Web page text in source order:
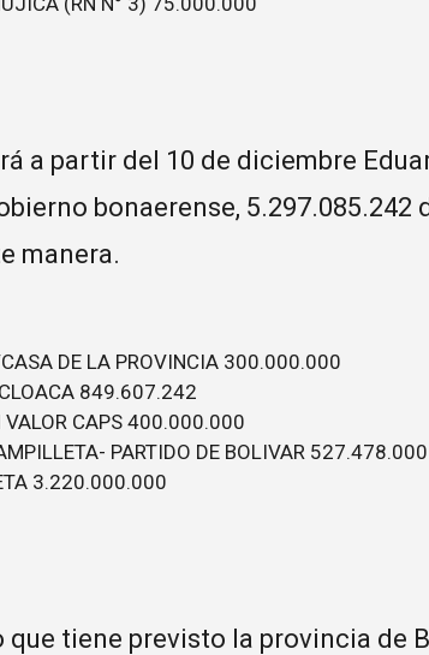
a partir del 10 de diciembre
bonaerense, 5.297.085.242
manera.
DE LA PROVINCIA 300.000.000
849.607.242
VALOR CAPS 400.000.000
PARTIDO DE BOLIVAR 527.478.000
3.220.000.000
que tiene previsto la provincia de